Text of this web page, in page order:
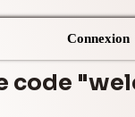
Connexion
code